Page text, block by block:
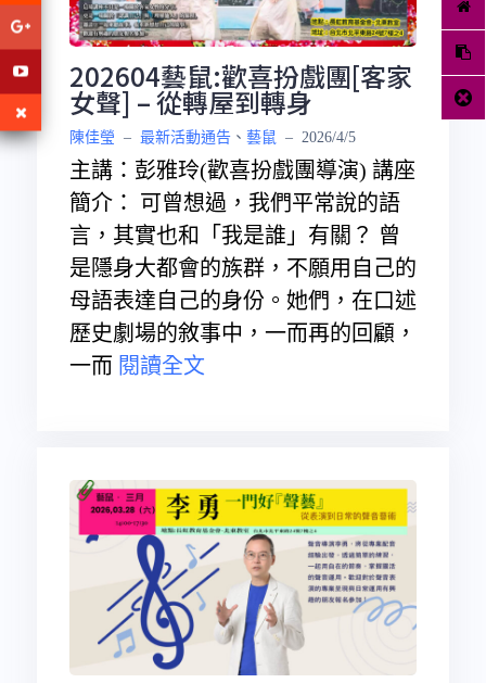
202604藝鼠:歡喜扮戲團[客家
女聲] – 從轉屋到轉身
陳佳瑩 – 最新活動通告 、 藝鼠 – 2026/4/5
主講：彭雅玲(歡喜扮戲團導演) 講座
簡介： 可曾想過，我們平常說的語
言，其實也和「我是誰」有關？ 曾
是隱身大都會的族群，不願用自己的
母語表達自己的身份。她們，在口述
歷史劇場的敘事中，一而再的回顧，
一而 閱讀全文